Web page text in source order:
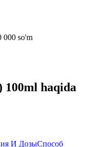
000 so'm
100ml haqida
И ДозыСпособ